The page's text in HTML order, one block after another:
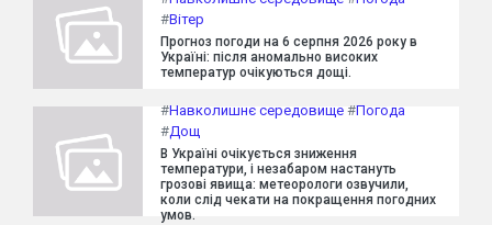
#Вітер
Прогноз погоди на 6 серпня 2026 року в
Україні: після аномально високих
температур очікуються дощі.
#Навколишнє середовище #Погода
#Дощ
В Україні очікується зниження
температури, і незабаром настануть
грозові явища: метеорологи озвучили,
коли слід чекати на покращення погодних
умов.